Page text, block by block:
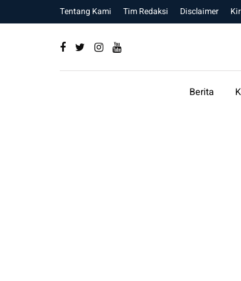
Tentang Kami Tim Redaksi Disclaimer
Berita